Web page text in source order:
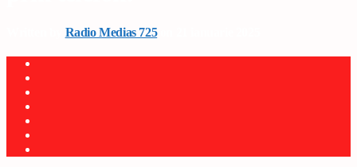
Radio Medias 725on 21 ianuarie 2025